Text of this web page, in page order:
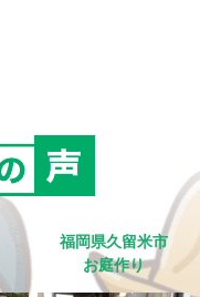
福岡県久留米市
お庭作り